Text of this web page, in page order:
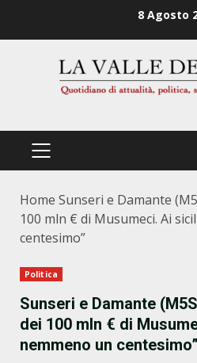
8 Agosto
PRIMÄRES
Home Sunseri e Damante
100 mln € di Musumeci. Ai
centesimo”
Politica
Sunseri e Damante
dei 100 mln € di
nemmeno un centesimo”